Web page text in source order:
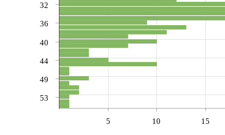
32
36
40
44
49
53
5 10 15